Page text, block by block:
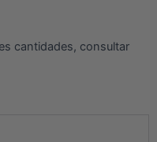
cantidades, consultar